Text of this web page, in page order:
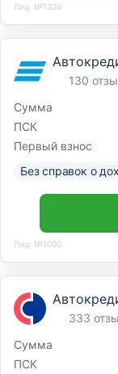
Лиц. №1326
130
Сумма
ПСК
Первый взнос
Без справок о
Лиц. №1000
333
Сумма
ПСК